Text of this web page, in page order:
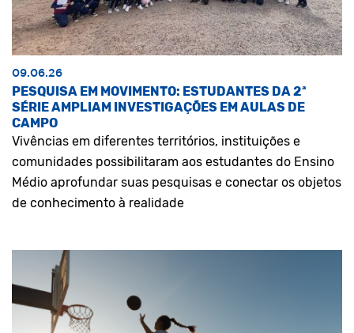
09.06.26
PESQUISA EM MOVIMENTO: ESTUDANTES DA 2ª
SÉRIE AMPLIAM INVESTIGAÇÕES EM AULAS DE
CAMPO
Vivências em diferentes territórios, instituições e
comunidades possibilitaram aos estudantes do Ensino
Médio aprofundar suas pesquisas e conectar os objetos
de conhecimento à realidade